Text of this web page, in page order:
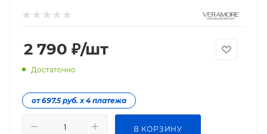
2 790 ₽/шт
Достаточно
от 697.5 руб. х 4 платежа
В КОРЗИНУ